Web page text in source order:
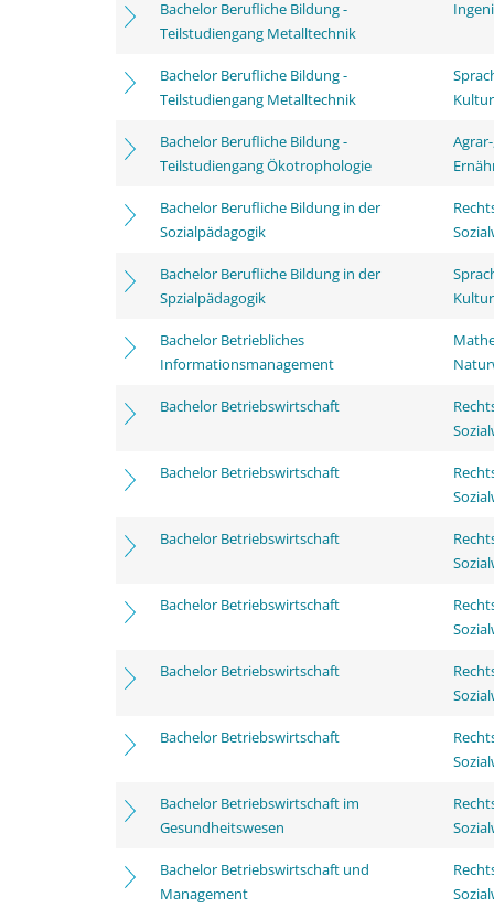
Bachelor Berufliche Bildung -
Teilstudiengang Metalltechnik
Bachelor Berufliche Bildung -
Teilstudiengang Metalltechnik
Bachelor Berufliche Bildung -
Teilstudiengang Ökotrophologie
Bachelor Berufliche Bildung in der
Sozialpädagogik
Bachelor Berufliche Bildung in der
Spzialpädagogik
Bachelor Betriebliches
Informationsmanagement
Bachelor Betriebswirtschaft
Bachelor Betriebswirtschaft
Bachelor Betriebswirtschaft
Bachelor Betriebswirtschaft
Bachelor Betriebswirtschaft
Bachelor Betriebswirtschaft
Bachelor Betriebswirtschaft im
Gesundheitswesen
Bachelor Betriebswirtschaft und
Management